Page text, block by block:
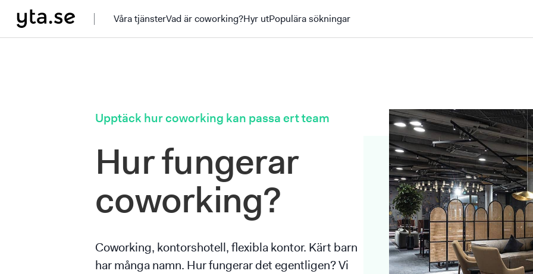
Våra tjänsterVad är coworking?Hyr utPopulära sökningar
Upptäck hur coworking kan passa ert team
Hur fungerar
coworking?
Coworking, kontorshotell, flexibla kontor. Kärt barn
har många namn. Hur fungerar det egentligen? Vi